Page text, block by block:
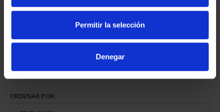
Permitir la selección
Denegar
HU...
registrados
ORDENAR POR: